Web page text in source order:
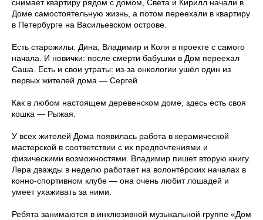
снимает квартиру рядом с домом, Света и Кирилл начали в
Доме самостоятельную жизнь, а потом переехали в квартиру
в Петербурге на Васильевском острове.
Есть старожилы: Дина, Владимир и Коля в проекте с самого
начала. И новички: после смерти бабушки в Дом переехал
Саша. Есть и свои утраты: из-за онкологии ушёл один из
первых жителей дома — Сергей.
Как в любом настоящем деревенском доме, здесь есть своя
кошка — Рыжая.
У всех жителей Дома появилась работа в керамической
мастерской в соответствии с их предпочтениями и
физическими возможностями. Владимир пишет вторую книгу.
Лера дважды в неделю работает на волонтёрских началах в
конно-спортивном клубе — она очень любит лошадей и
умеет ухаживать за ними.
Ребята занимаются в инклюзивной музыкальной группе «Дом